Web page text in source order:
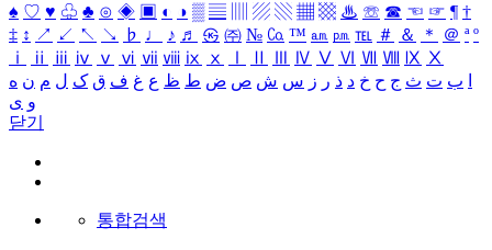
♠ ♡ ♥ ♧ ♣ ⊙ ◈ ▣ ◐ ◑ ▒ ▤ ▨ ▧ ▦ ▩ ♨ ☏ ☎ ☜ ☞ ¶ †
‡ ↕ ↗ ↙ ↖ ↘ ♭ ♩ ♪ ♬ ㉿ ㈜ № ㏇ ™ ㏂ ㏘ ℡ ＃ ＆ ＊ ＠ ª º
ⅰ
ⅱ ⅲ ⅳ ⅴ ⅵ ⅶ ⅷ ⅸ ⅹ Ⅳ Ⅴ Ⅵ Ⅶ Ⅷ Ⅸ Ⅹ
ب ت ث ج ح خ د ذ ر ز س ش ص ض ط ظ ع غ ف ق ک ل م ن ه
و ی
닫기
통합검색